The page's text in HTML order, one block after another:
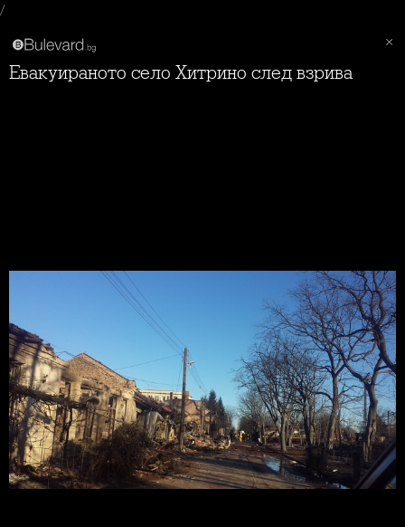
/
Евакуираното село Хитрино след взрива